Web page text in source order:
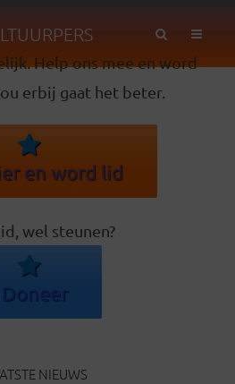
Help ons mee en word
erbij gaat het beter.
en word lid
wel steunen?
Doneer
NIEUWS